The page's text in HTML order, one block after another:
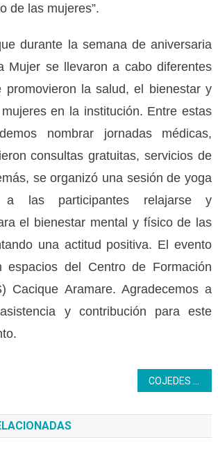
de las mujeres”.
durante la semana de aniversaria
Mujer se llevaron a cabo diferentes
promovieron la salud, el bienestar y
en la institución. Entre estas
nombrar jornadas médicas,
consultas gratuitas, servicios de
se organizó una sesión de yoga
a las participantes relajarse y
el bienestar mental y físico de las
una actitud positiva. El evento
espacios del Centro de Formación
Cacique Aramare. Agradecemos a
y contribución para este